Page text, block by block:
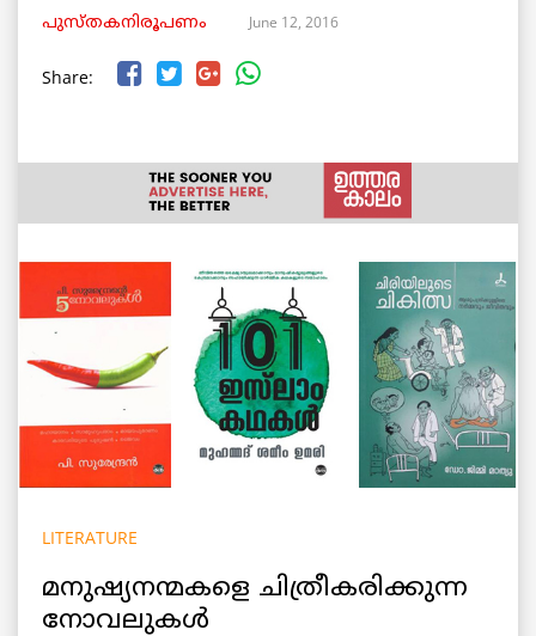
പുസ്തകനിരൂപണം June 12, 2016
Share:
LITERATURE
മനുഷ്യനന്മകളെ ചിത്രീകരിക്കുന്ന
നോവലുകള്‍